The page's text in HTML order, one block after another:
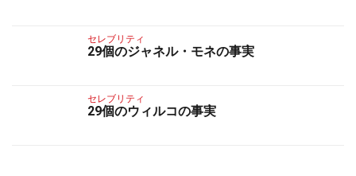
セレブリティ
29個のジャネル・モネの事実
セレブリティ
29個のウィルコの事実